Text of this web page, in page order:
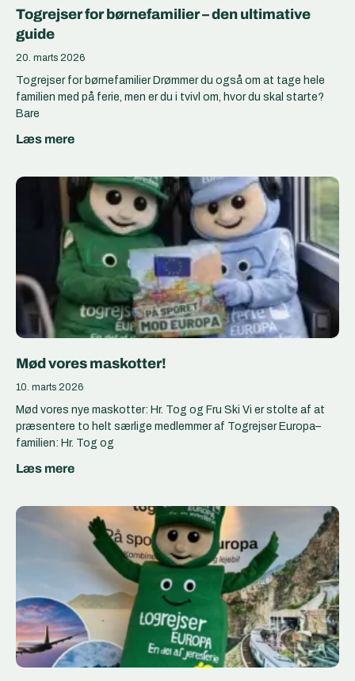
Togrejser for børnefamilier – den ultimative
guide
20. marts 2026
Togrejser for børnefamilier Drømmer du også om at tage hele
familien med på ferie, men er du i tvivl om, hvor du skal starte?
Bare
Læs mere
Mød vores maskotter!
10. marts 2026
Mød vores nye maskotter: Hr. Tog og Fru Ski Vi er stolte af at
præsentere to helt særlige medlemmer af Togrejser Europa–
familien: Hr. Tog og
Læs mere